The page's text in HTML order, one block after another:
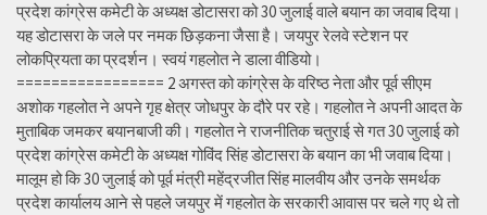
प्रदेश कांग्रेस कमेटी के अध्यक्ष डोटासरा को 30 जुलाई वाले बयान का जवाब दिया।
यह डोटासरा के जले पर नमक छिड़कना जैसा है। जयपुर रेलवे स्टेशन पर
लोकप्रियता का प्रदर्शन। स्वयं गहलोत ने डाला वीडियो।
================= 2 अगस्त को कांग्रेस के वरिष्ठ नेता और पूर्व सीएम
अशोक गहलोत ने अपने गृह क्षेत्र जोधपुर के दौरे पर रहे। गहलोत ने अपनी आदत के
मुताबिक जमकर बयानबाजी की। गहलोत ने राजनीतिक चतुराई से गत 30 जुलाई को
प्रदेश कांग्रेस कमेटी के अध्यक्ष गोविंद सिंह डोटासरा के बयान का भी जवाब दिया।
मालूम हो कि 30 जुलाई को पूर्व मंत्री महेंद्रजीत सिंह मालवीय और उनके समर्थक
प्रदेश कार्यालय आने से पहले जयपुर में गहलोत के सरकारी आवास पर चले गए थे तो